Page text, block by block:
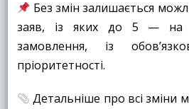
Без змін залишається
заяв, із яких до 5 — на
замовлення, із
пріоритетності.
Детальніше про всі зміни